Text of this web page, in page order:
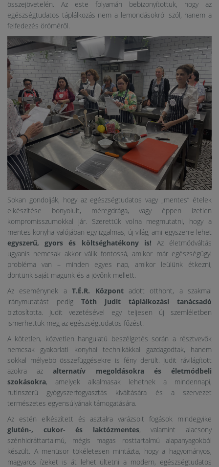
összejövetelén. Az este folyamán bebizonyítottuk, hogy az
egészségtudatos táplálkozás nem a lemondásokról szól, hanem a
felfedezés öröméről.
Sokan gondolják, hogy az egészségtudatos vagy „mentes” ételek
elkészítése bonyolult, méregdrága, vagy éppen ízetlen
kompromisszumokkal jár. Szerettük volna megmutatni, hogy a
mentes konyha valójában egy izgalmas, új világ, ami egyszerre lehet
egyszerű, gyors és költséghatékony is! Az életmódváltás
ugyanis nemcsak akkor válik fontossá, amikor már egészségügyi
probléma van – minden egyes nap, amikor leülünk étkezni,
döntünk saját magunk és a jövőnk mellett.
Az eseménynek aT.É.R. Központadott otthont, a szakmai
iránymutatást pedig Tóth Judit táplálkozási tanácsadó
biztosította. Judit vezetésével egy teljesen új szemléletben
ismerhettük meg az egészségtudatos főzést.
A kötetlen, közvetlen hangulatú beszélgetés során a résztvevők
nemcsak gyakorlati konyhai technikákkal gazdagodtak, hanem
sokkal mélyebb összefüggésekre is fény derült. Judit rávilágított
azokra azalternatív megoldásokra és életmódbeli
szokásokra, amelyek alkalmasak lehetnek a mindennapi,
rutinszerű gyógyszerfogyasztás kiváltására és a szervezet
természetes egyensúlyának támogatására.
Az estén elkészített és asztalra varázsolt fogások mindegyike
glutén-, cukor- és laktózmentes, valamint alacsony
szénhidráttartalmú, mégis magas rosttartalmú alapanyagokból
készült. A menüsor tökéletesen mintázta, hogy a hagyományos,
magyaros ízeket is át lehet ültetni a modern, egészségtudatos